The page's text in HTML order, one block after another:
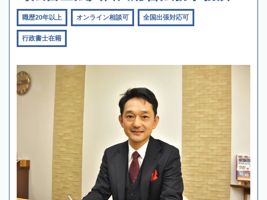
職歴20年以上 オンライン相談可 全国出張対応可
行政書士在籍